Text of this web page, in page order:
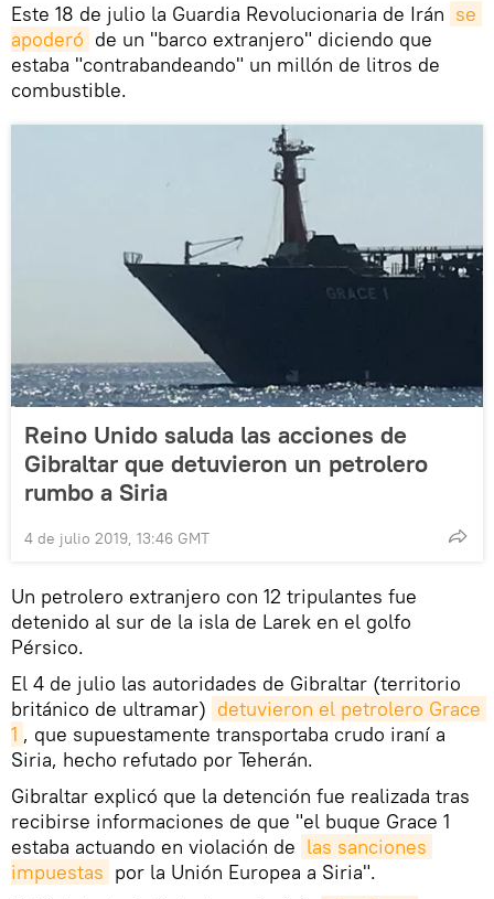
Este 18 de julio la Guardia Revolucionaria de Irán se
apoderó de un "barco extranjero" diciendo que
estaba "contrabandeando" un millón de litros de
combustible.
Reino Unido saluda las acciones de
Gibraltar que detuvieron un petrolero
rumbo a Siria
4 de julio 2019, 13:46 GMT
Un petrolero extranjero con 12 tripulantes fue
detenido al sur de la isla de Larek en el golfo
Pérsico.
El 4 de julio las autoridades de Gibraltar (territorio
británico de ultramar) detuvieron el petrolero Grace
1 , que supuestamente transportaba crudo iraní a
Siria, hecho refutado por Teherán.
Gibraltar explicó que la detención fue realizada tras
recibirse informaciones de que "el buque Grace 1
estaba actuando en violación de las sanciones
impuestas por la Unión Europea a Siria".